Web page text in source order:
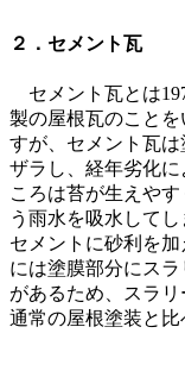
２．セメント瓦
セメント瓦とは
製の屋根瓦のこと
すが、セメント瓦
ザラし、経年劣化
ころは苔が生えや
う雨水を吸水して
セメントに砂利を
には塗膜部分にス
があるため、スラリ
通常の屋根塗装と比